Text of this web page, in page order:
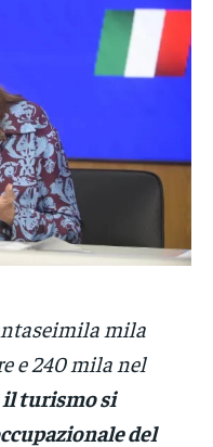
mila
e 240 mila nel
il turismo si
del